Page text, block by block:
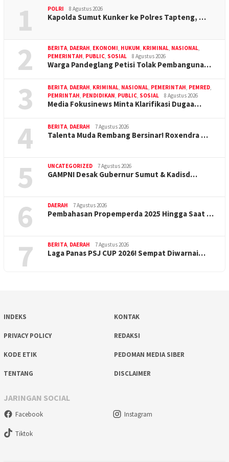
1 POLRI 8 Agustus 2026
Kapolda Sumut Kunker ke Polres Tapteng, …
2 BERITA, DAERAH, EKONOMI, HUKUM, KRIMINAL, NASIONAL,
PEMERINTAH, PUBLIC, SOSIAL 8 Agustus 2026
Warga Pandeglang Petisi Tolak Pembanguna…
3 BERITA, DAERAH, KRIMINAL, NASIONAL, PEMERINTAH, PEMRED,
PEMRINTAH, PENDIDIKAN, PUBLIC, SOSIAL 8 Agustus 2026
Media Fokusinews Minta Klarifikasi Dugaa…
4 BERITA, DAERAH 7 Agustus 2026
Talenta Muda Rembang Bersinar! Roxendra …
5 UNCATEGORIZED 7 Agustus 2026
GAMPNI Desak Gubernur Sumut & Kadisd…
6 DAERAH 7 Agustus 2026
Pembahasan Propemperda 2025 Hingga Saat …
7 BERITA, DAERAH 7 Agustus 2026
Laga Panas PSJ CUP 2026! Sempat Diwarnai…
INDEKS KONTAK
PRIVACY POLICY REDAKSI
KODE ETIK PEDOMAN MEDIA SIBER
TENTANG DISCLAIMER
JARINGAN SOCIAL
Facebook Instagram
Tiktok